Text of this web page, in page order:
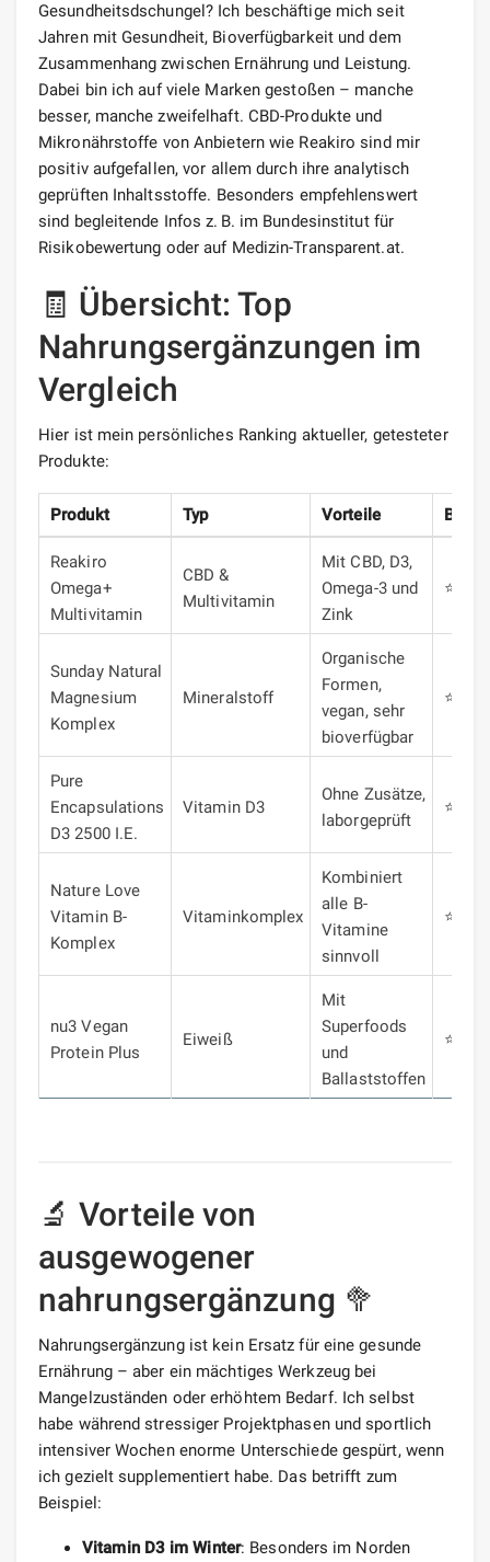
Gesundheitsdschungel? Ich beschäftige mich seit
Jahren mit Gesundheit, Bioverfügbarkeit und dem
Zusammenhang zwischen Ernährung und Leistung.
Dabei bin ich auf viele Marken gestoßen – manche
besser, manche zweifelhaft. CBD-Produkte und
Mikronährstoffe von Anbietern wie Reakiro sind mir
positiv aufgefallen, vor allem durch ihre analytisch
geprüften Inhaltsstoffe. Besonders empfehlenswert
sind begleitende Infos z. B. im Bundesinstitut für
Risikobewertung oder auf Medizin-Transparent.at.
🧾 Übersicht: Top
Nahrungsergänzungen im
Vergleich
Hier ist mein persönliches Ranking aktueller, getesteter
Produkte:
Produkt Typ Vorteile
Reakiro
Omega+
Multivitamin
CBD &
Multivitamin
Mit CBD, D3,
Omega-3 und
Zink
Sunday Natural
Magnesium
Komplex
Mineralstoff
Organische
Formen,
vegan, sehr
bioverfügbar
Pure
Encapsulations
D3 2500 I.E.
Vitamin D3
Ohne Zusätze,
laborgeprüft
Nature Love
Vitamin B-
Komplex
Vitaminkomplex
Kombiniert
alle B-
Vitamine
sinnvoll
⭐⭐⭐
nu3 Vegan
Protein Plus
Eiweiß
Mit
Superfoods
und
Ballaststoffen
⭐⭐⭐
🔬 Vorteile von
ausgewogener
nahrungsergänzung 🥦
Nahrungsergänzung ist kein Ersatz für eine gesunde
Ernährung – aber ein mächtiges Werkzeug bei
Mangelzuständen oder erhöhtem Bedarf. Ich selbst
habe während stressiger Projektphasen und sportlich
intensiver Wochen enorme Unterschiede gespürt, wenn
ich gezielt supplementiert habe. Das betrifft zum
Beispiel:
Vitamin D3 im Winter: Besonders im Norden